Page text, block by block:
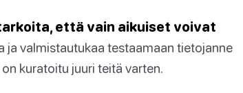
että vain aikuiset voivat
ja valmistautukaa testaamaan tietojanne
kuratoitu juuri teitä varten.